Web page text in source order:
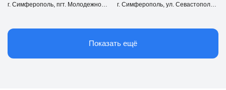
г. Симферополь, ул. Севастопольская
Показать ещё